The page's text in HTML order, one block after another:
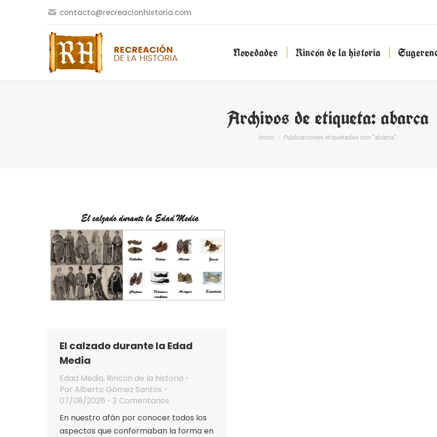
contacto@recreacionhistoria.com
Novedades Rincón de la historia
Archivos de etiqueta:abarca
Estás aquí:
Inicio Publicaciones etiquetadas con "abarca"
El calzado durante la Edad
Media
Edad Media, Rincón de la historia
Por Alberto Gómez Santos
07/08/2026
2 Comentarios
En nuestro afán por conocer todos los
aspectos que conformaban la forma en
Novedades Rincón de la historia